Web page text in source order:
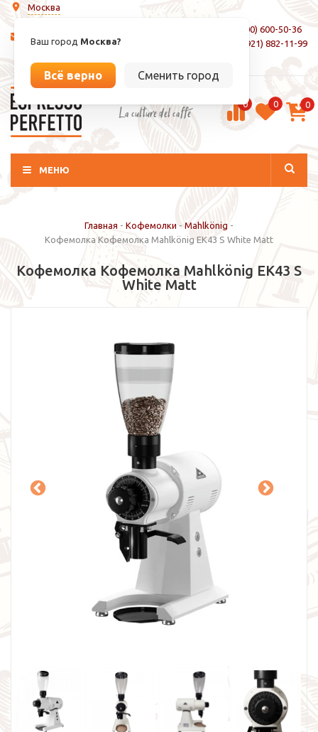
Москва
Ваш город Москва?
Всё верно Сменить город
info@espressoperfetto.ru
8 (800) 600-50-36
+7 (921) 882-11-99
La culture del caffé 0 0 0
МЕНЮ
Главная - Кофемолки - Mahlkönig -
Кофемолка Кофемолка Mahlkönig EK43 S White Matt
Кофемолка Кофемолка Mahlkönig EK43 S
White Matt